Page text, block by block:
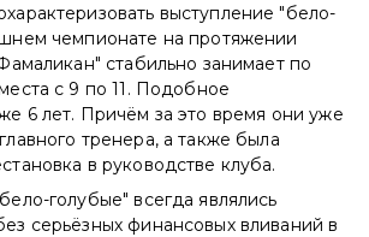
выступление "бело-
чемпионате на протяжении
стабильно занимает по
с 9 по 11. Подобное
6 лет. Причём за это время они уже
тренера, а также была
в руководстве клуба.
голубые" всегда являлись
серьёзных финансовых вливаний в